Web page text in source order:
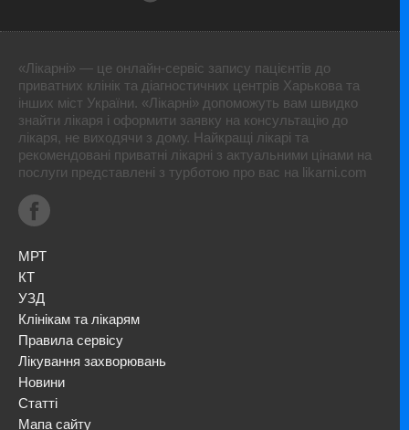
«Лікарні» — це онлайн-сервіс запису пацієнтів до
приватних клінік та діагностичних центрів Харькова та
інших міст України. «Лікарні» допоможуть вам швидко
знайти лікаря і оформити заявку на консультацію до
лікаря, не виходячи з дому. Найкращі лікарі та
рекомендовані приватні лікарні з актуальними цінами на
послуги представлені з турботою про вас на likarni.com
МРТ
КТ
УЗД
Клінікам та лікарям
Правила сервісу
Лікування захворювань
Новини
Статті
Мапа сайту